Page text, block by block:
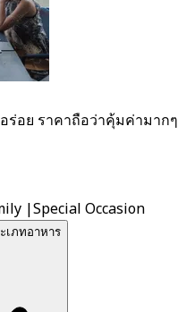
ร่อย ราคาถือว่าคุ้มค่ามากๆ
|Special Occasion
เภทอาหาร